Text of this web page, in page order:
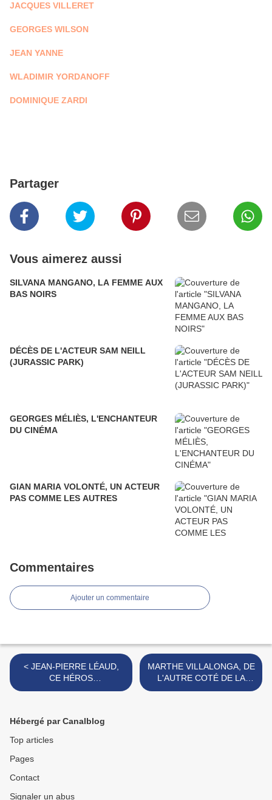
JACQUES VILLERET
GEORGES WILSON
JEAN YANNE
WLADIMIR YORDANOFF
DOMINIQUE ZARDI
Partager
Vous aimerez aussi
SILVANA MANGANO, LA FEMME AUX
BAS NOIRS
DÉCÈS DE L'ACTEUR SAM NEILL
(JURASSIC PARK)
GEORGES MÉLIÈS, L'ENCHANTEUR
DU CINÉMA
GIAN MARIA VOLONTÉ, UN ACTEUR
PAS COMME LES AUTRES
Commentaires
Ajouter un commentaire
< JEAN-PIERRE LÉAUD,
CE HÉROS
DOCUMENTAIRE
MARTHE VILLALONGA, DE
L'AUTRE COTÉ DE LA
MER >
Hébergé par Canalblog
Top articles
Pages
Contact
Signaler un abus